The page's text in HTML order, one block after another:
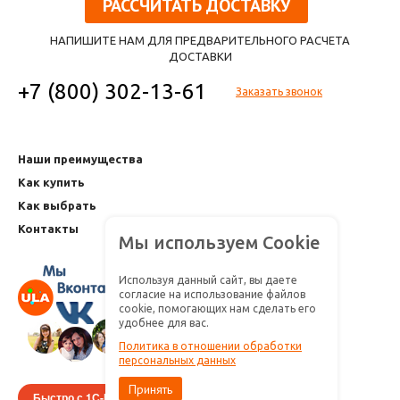
РАССЧИТАТЬ ДОСТАВКУ
НАПИШИТЕ НАМ ДЛЯ ПРЕДВАРИТЕЛЬНОГО РАСЧЕТА
ДОСТАВКИ
+7 (800) 302-13-61 Заказать звонок
Наши преимущества
Как купить
Как выбрать
Контакты
Мы используем Cookie
Используя данный сайт, вы даете
согласие на использование файлов
cookie, помогающих нам сделать его
удобнее для вас.
Политика в отношении обработки
персональных данных
Принять